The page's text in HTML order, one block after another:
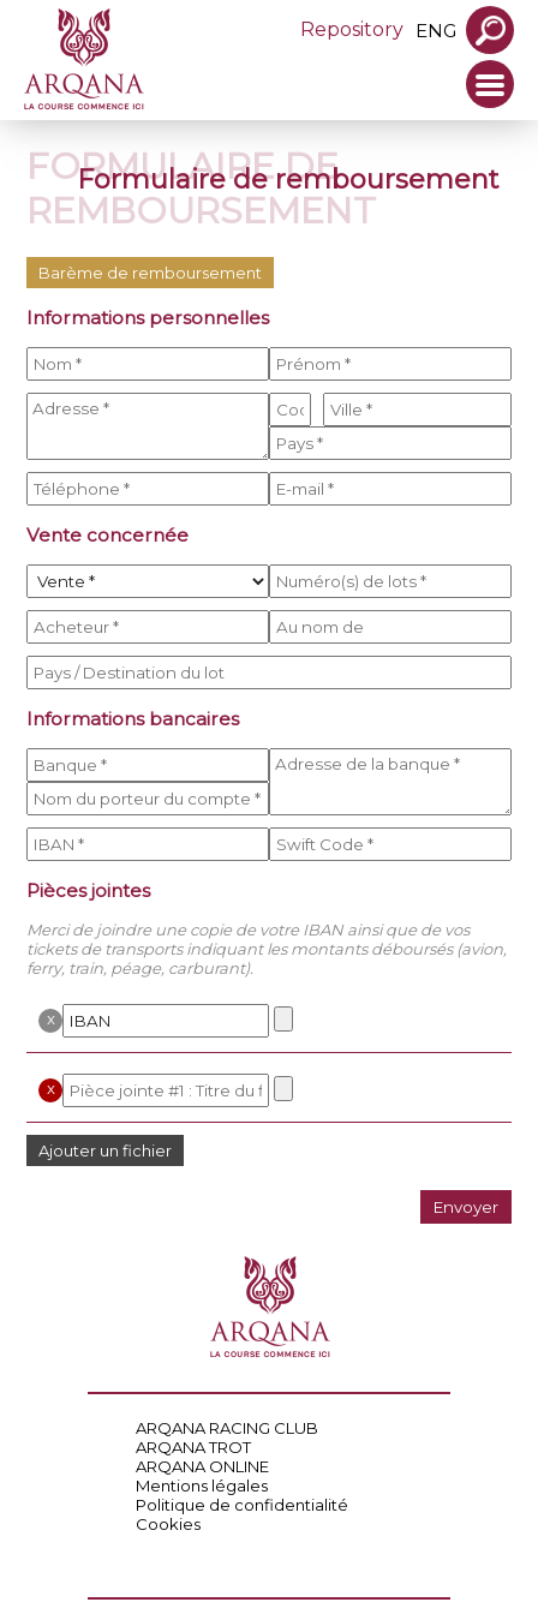
Repository ENG
FORMULAIRE DE
REMBOURSEMENT
Formulaire de remboursement
Barème de remboursement
Informations personnelles
Vente concernée
Informations bancaires
Pièces jointes
Merci de joindre une copie de votre IBAN ainsi que de vos
tickets de transports indiquant les montants déboursés (avion,
ferry, train, péage, carburant).
x
x
Ajouter un fichier
ARQANA RACING CLUB
ARQANA TROT
ARQANA ONLINE
Mentions légales
Politique de confidentialité
Cookies